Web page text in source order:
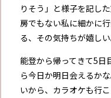
りそう」と様子を記し
房でもない私に細かに
る、その気持ちが嬉しい
能登から帰ってきて5日
ら今日か明日会えるか
いから、カラオケも行